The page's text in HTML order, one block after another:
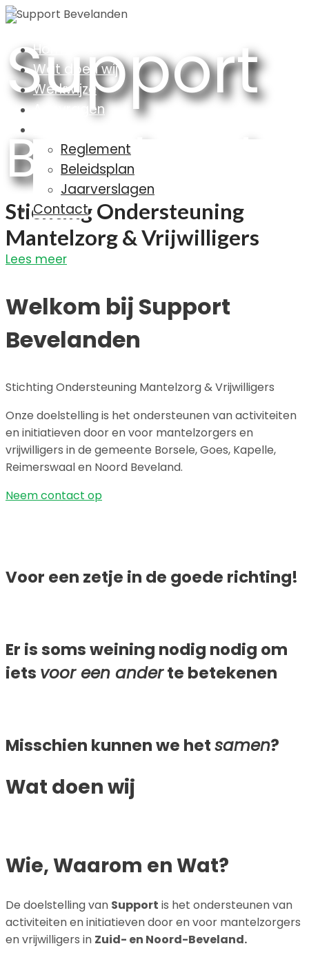
Home
Wat doen wij
Werkwijze
Aanvragen
Reglement
Beleidsplan
Jaarverslagen
Contact
Support
Stichting Ondersteuning
Mantelzorg & Vrijwilligers
Lees meer
Welkom bij Support
Bevelanden
Stichting Ondersteuning Mantelzorg & Vrijwilligers
Onze doelstelling is het ondersteunen van activiteiten
en initiatieven door en voor mantelzorgers en
vrijwilligers in de gemeente Borsele, Goes, Kapelle,
Reimerswaal en Noord Beveland.
Neem contact op
Voor een zetje in de goede richting!
Er is soms weining nodig nodig om
iets voor een anderte betekenen
Misschien kunnen we hetsamen?
Wat doen wij
Wie, Waarom en Wat?
De doelstelling van Support is het ondersteunen van
activiteiten en initiatieven door en voor mantelzorgers
en vrijwilligers in Zuid- en Noord-Beveland.